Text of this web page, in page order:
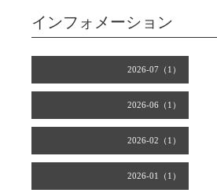
2026-07（1）
2026-06（1）
2026-02（1）
2026-01（1）
インフォメーション